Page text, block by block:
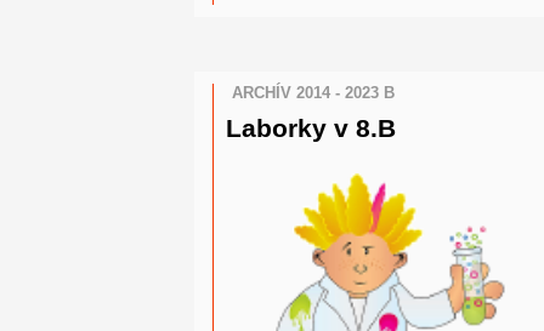
ARCHÍV 2014 - 2023 B
Laborky v 8.B